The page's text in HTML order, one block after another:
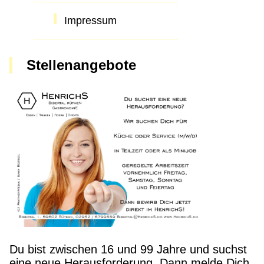
Impressum
Stellenangebote
Du bist zwischen 16 und 99 Jahre und suchst